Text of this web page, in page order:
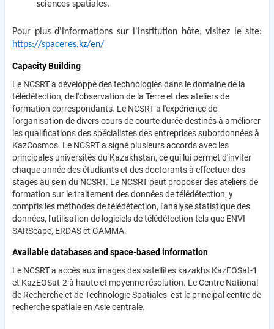
sciences spatiales.
Pour plus d'informations sur l'institution hôte, visitez le site:
https://spaceres.kz/en/
Capacity Building
Le NCSRT a développé des technologies dans le domaine de la
télédétection, de l'observation de la Terre et des ateliers de
formation correspondants. Le NCSRT a l'expérience de
l'organisation de divers cours de courte durée destinés à améliorer
les qualifications des spécialistes des entreprises subordonnées à
KazCosmos. Le NCSRT a signé plusieurs accords avec les
principales universités du Kazakhstan, ce qui lui permet d'inviter
chaque année des étudiants et des doctorants à effectuer des
stages au sein du NCSRT. Le NCSRT peut proposer des ateliers de
formation sur le traitement des données de télédétection, y
compris les méthodes de télédétection, l'analyse statistique des
données, l'utilisation de logiciels de télédétection tels que ENVI
SARScape, ERDAS et GAMMA.
Available databases and space-based information
Le NCSRT a accès aux images des satellites kazakhs KazEOSat-1
et KazEOSat-2 à haute et moyenne résolution. Le Centre National
de Recherche et de Technologie Spatiales est le principal centre de
recherche spatiale en Asie centrale.